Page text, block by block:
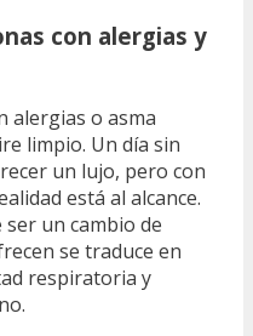
con alergias y
alergias o asma
limpio. Un día sin
un lujo, pero con
está al alcance.
ser un cambio de
se traduce en
respiratoria y